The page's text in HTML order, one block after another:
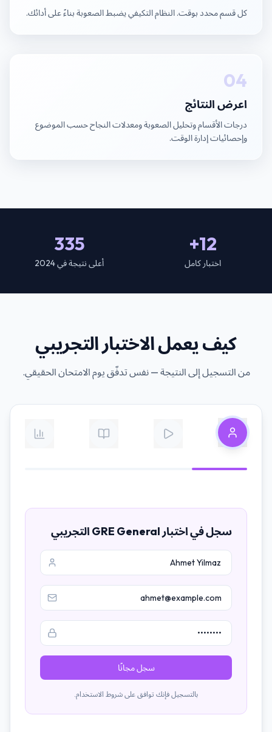
كل قسم محدد بوقت. النظام التكيفي يضبط الصعوبة بناءً على أدائك.
04
اعرض النتائج
درجات الأقسام وتحليل الصعوبة ومعدلات النجاح حسب الموضوع
وإحصائيات إدارة الوقت.
12+
اختبار كامل
335
أعلى نتيجة في 2024
كيف يعمل الاختبار التجريبي
من التسجيل إلى النتيجة — نفس تدفّق يوم الامتحان الحقيقي.
سجل في اختبار GRE General التجريبي
سجل مجانًا
بالتسجيل فإنك توافق على شروط الاستخدام.